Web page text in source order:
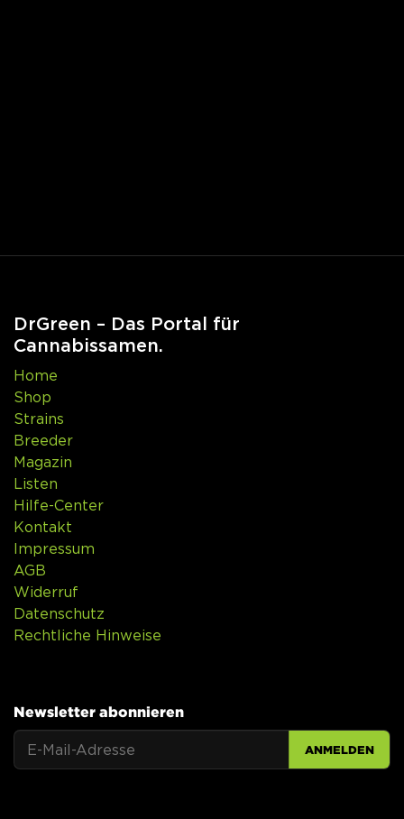
DrGreen – Das Portal für
Cannabissamen.
Home
Shop
Strains
Breeder
Magazin
Listen
Hilfe-Center
Kontakt
Impressum
AGB
Widerruf
Datenschutz
Rechtliche Hinweise
Newsletter abonnieren
ANMELDEN